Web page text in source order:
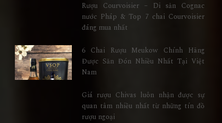
Rượu Courvoisier – Di sản Cognac
nước Pháp & Top 7 chai Courvoisier
đáng mua nhất
6 Chai Rượu Meukow Chính Hãng
Được Săn Đón Nhiều Nhất Tại Việt
Nam
Giá rượu Chivas luôn nhận được sự
quan tâm nhiều nhất từ những tín đồ
rượu ngoại